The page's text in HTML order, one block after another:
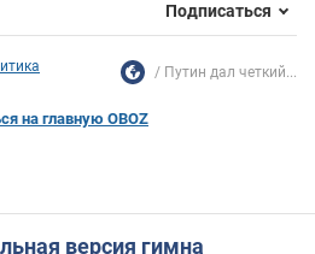
Подписаться
Путин дал четкий...
на главную OBOZ
версия гимна